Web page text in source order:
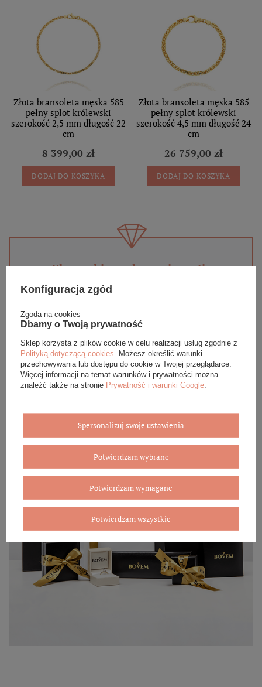
Złota bransoleta męska 585
pełny splot królewski
szerokość 2,5 mm długość 22
cm
8 399,00 zł
DODAJ DO KOSZYKA
Złota bransoleta męska 585
pełny splot królewski
szerokość 4,5 mm długość 24
cm
26 759,00 zł
DODAJ DO KOSZYKA
Eleganckie opakowanie gratis
Biżuterię i zegarki zakupione w sklepie internetowym
każdego zamówienia dołączamy pudełko ze skóry
ekologicznej oraz elegancką torebkę. Rozmiary i wzory
mogą się różnić ze względu na wybrany asortyment.
WYBIERZ PREZENT
Konfiguracja zgód
Zgoda na cookies
Dbamy o Twoją prywatność
Sklep korzysta z plików cookie w celu realizacji usług zgodnie z
Polityką dotyczącą cookies . Możesz określić warunki
przechowywania lub dostępu do cookie w Twojej przeglądarce.
Więcej informacji na temat warunków i prywatności można
znaleźć także na stronie Prywatność i warunki Google
Spersonalizuj swoje ustawienia
Potwierdzam wybrane
Potwierdzam wymagane
Potwierdzam wszystkie